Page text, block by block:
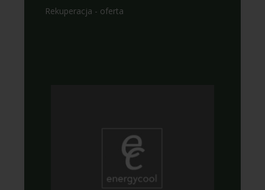
Rekuperacja - oferta